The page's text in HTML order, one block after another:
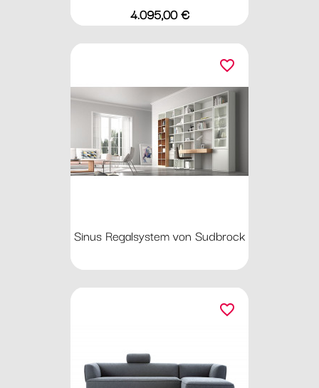
Preis
4.095,00 €
Sinus Regalsystem von Sudbrock
favorite_border
favorite_border